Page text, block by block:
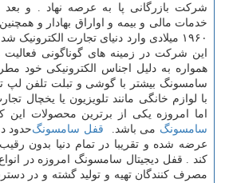
شرکت بازرگانی پا به عرصه نهاد . و بعد
خدمات مالی و بیمه و اواراق بهادار و
۱۹۶۰ میلادی وارد دنیای تجارت
این شرکت در زمینه های گوناگونی فعالیت
همواره به دلیل اجناس الکترونیکی خود
سامسونگ بیشتر با گوشی و تبلت تلفن
با لوازم خانگی مانند تلویزیون یا یخچال
اما امروزه یکی از برترین محصولات این
سامسونگ می باشد. قفل سامسونگحدود
عرضه شده و تقریبا در تمام دنیا بدون
کند . قفل دیجیتال سامسونگ امروزه در
مصرف کنندگان تهیه و تولید گشته و در